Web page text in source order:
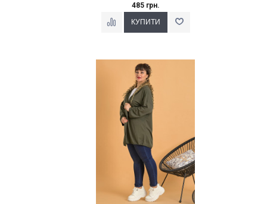
485 грн.
Наклейки Варіант з %